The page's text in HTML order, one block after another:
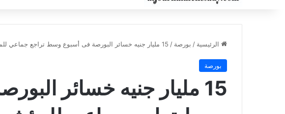
الرئيسية / بورصة / 15 مليار جنيه خسائر البورصة فى أسبوع وسط تراجع جماعي للمؤشرات
بورصة
15 مليار جنيه خسائر